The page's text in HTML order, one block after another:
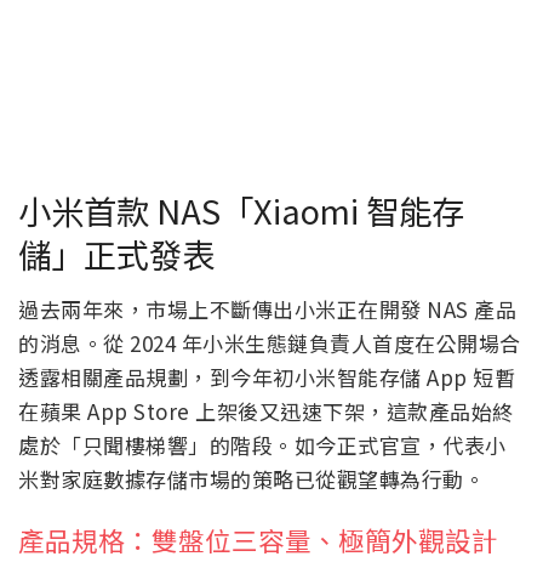
小米首款 NAS「Xiaomi 智能存
儲」正式發表
過去兩年來，市場上不斷傳出小米正在開發 NAS 產品
的消息。從 2024 年小米生態鏈負責人首度在公開場合
透露相關產品規劃，到今年初小米智能存儲 App 短暫
在蘋果 App Store 上架後又迅速下架，這款產品始終
處於「只聞樓梯響」的階段。如今正式官宣，代表小
米對家庭數據存儲市場的策略已從觀望轉為行動。
產品規格：雙盤位三容量、極簡外觀設計